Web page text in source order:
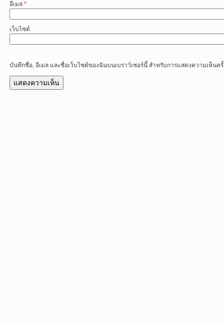
อีเมล *
เว็บไซต์
บันทึกชื่อ, อีเมล และชื่อเว็บไซต์ของฉันบนเบราว์เซอร์นี้ สำหรับการแสดงความเห็นค